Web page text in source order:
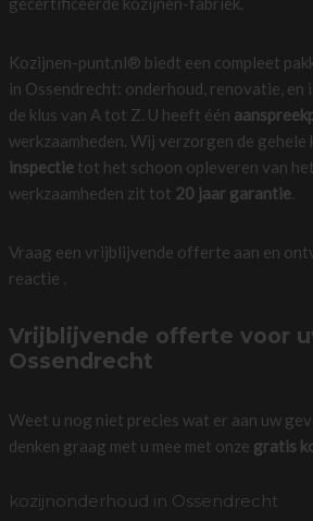
Kozijnen-punt.nl® biedt een compleet
in Ossendrecht: onderhoud, renovatie,
de klus van A tot Z. U heeft één
werkzaamheden. Wij verzorgen de gehele
inspectietot het schoon opleveren van
werkzaamheden zit tot 20 jaar garantie.
Vraag een vrijblijvende offerte aan en
reactie .
Vrijblijvende offerte voor
Ossendrecht
Weet u nog niet precies wat er aan uw
denken graag met u mee met onze gratis
kozijnonderhoud in Ossendrecht